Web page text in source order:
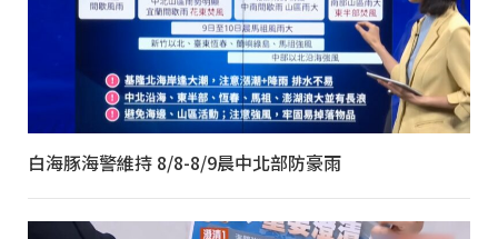
白海豚海警維持 8/8-8/9晨中北部防豪雨